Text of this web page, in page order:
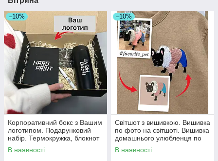
–10%
Корпоративний бокс з Вашим
логотипом. Подарунковий
набір. Термокружка, блокнот
та ручка.
В наявності
–10%
Світшот з вишивкою. Вишивка
по фото на світшоті. Вишивка
домашнього улюбленця по
фото
В наявності